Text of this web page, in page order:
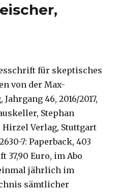
für skeptisches
von der Max-
46, 2016/2017,
Stephan
Hirzel Verlag, Stuttgart
7: Paperback, 403
37,90 Euro, im Abo
jährlich im
sämtlicher